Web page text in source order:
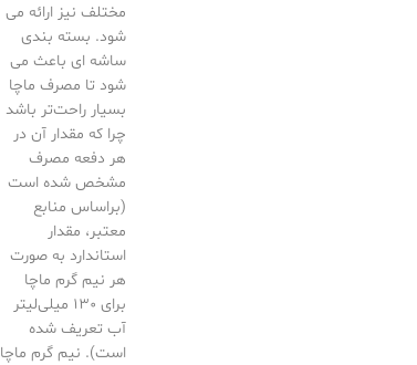
مختلف نیز ارائه می
شود. بسته بندی
ساشه ای باعث می
شود تا مصرف ماچا
بسیار راحت‌تر باشد
چرا که مقدار آن در
هر دفعه مصرف
مشخص شده است
(براساس منابع
معتبر، مقدار
استاندارد به صورت
هر نیم گرم ماچا
برای 130 میلی‌لیتر
آب تعریف شده
است). نیم گرم ماچا